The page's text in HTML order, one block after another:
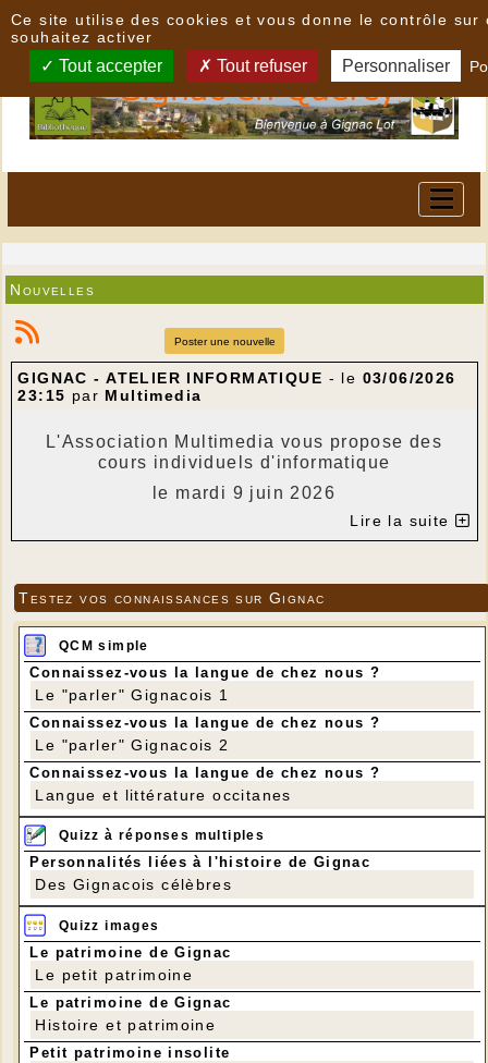
Nouvelles
Poster une nouvelle
GIGNAC - ATELIER INFORMATIQUE - le 03/06/2026
23:15 par Multimedia
L'Association Multimedia vous propose des
cours individuels d'informatique
le mardi 9 juin 2026
dans la bibliothèque de Gignac
---
Vous possédez un équipement informatique et
avez des questions sur le numérique ? Venez
avec votre matériel et posez vos questions
Le rendez-vous est individuel et vous venez
avec votre ordinateur portable, votre
smartphone ou votre tablette.
Si vous êtes intéressé-e-s, merci de nous
répondre en précisant l'heure qui vous
intéresse
9h30/10h30 – 10h30/11h30 – 11h30/12h30 –
14h/15h – 15h/16h – 16h/17h
Merci de préciser le thème que vous souhaitez
travailler avec Estelle Blanqui, au moment de
l'inscription, afin qu'elle puisse l'étudier en
amont.
Annette Debrie
jeannotdebrieannette@orange.fr
06 89 44 72 46
Lire la suite
Testez vos connaissances sur Gignac
QCM simple
Connaissez-vous la langue de chez nous ?
Le "parler" Gignacois 1
Connaissez-vous la langue de chez nous ?
Le "parler" Gignacois 2
Connaissez-vous la langue de chez nous ?
Langue et littérature occitanes
Quizz à réponses multiples
Personnalités liées à l'histoire de Gignac
Des Gignacois célèbres
Quizz images
Le patrimoine de Gignac
Le petit patrimoine
Le patrimoine de Gignac
Histoire et patrimoine
Petit patrimoine insolite
Ce site utilise des cookies et vous donne le contrôle sur
souhaitez activer
Tout accepter Tout refuser Personnaliser